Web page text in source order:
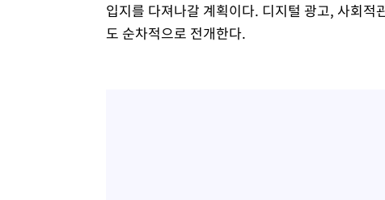
입지를 다져나갈 계획이다. 디지털 광고, 사회
도 순차적으로 전개한다.